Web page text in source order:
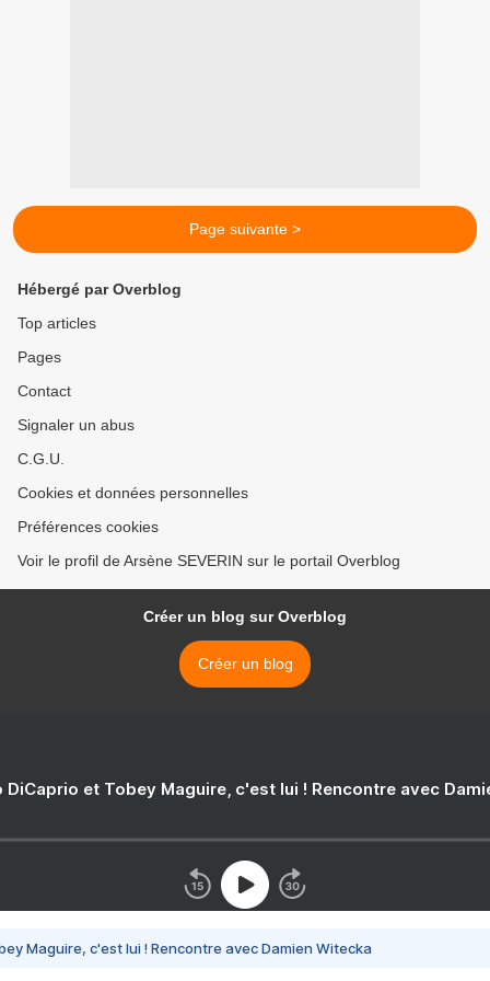
Page suivante >
Hébergé par Overblog
Top articles
Pages
Contact
Signaler un abus
C.G.U.
Cookies et données personnelles
Préférences cookies
Voir le profil de Arsène SEVERIN sur le portail Overblog
Créer un blog sur Overblog
Créer un blog
DiCaprio et Tobey Maguire, c'est lui ! Rencontre avec
Maguire, c'est lui ! Rencontre avec Damien Witecka